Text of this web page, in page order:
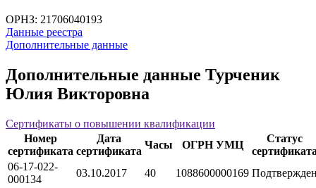
ОРНЗ: 21706040193
Данные реестра
Дополнительные данные
Дополнительные данные Турченик
Юлия Викторовна
Сертификаты о повышении квалификации
Номер
сертификата
Дата
сертификата
Часы ОГРН УМЦ
Статус
06-17-022-
000134
03.10.2017 40 1088600000169